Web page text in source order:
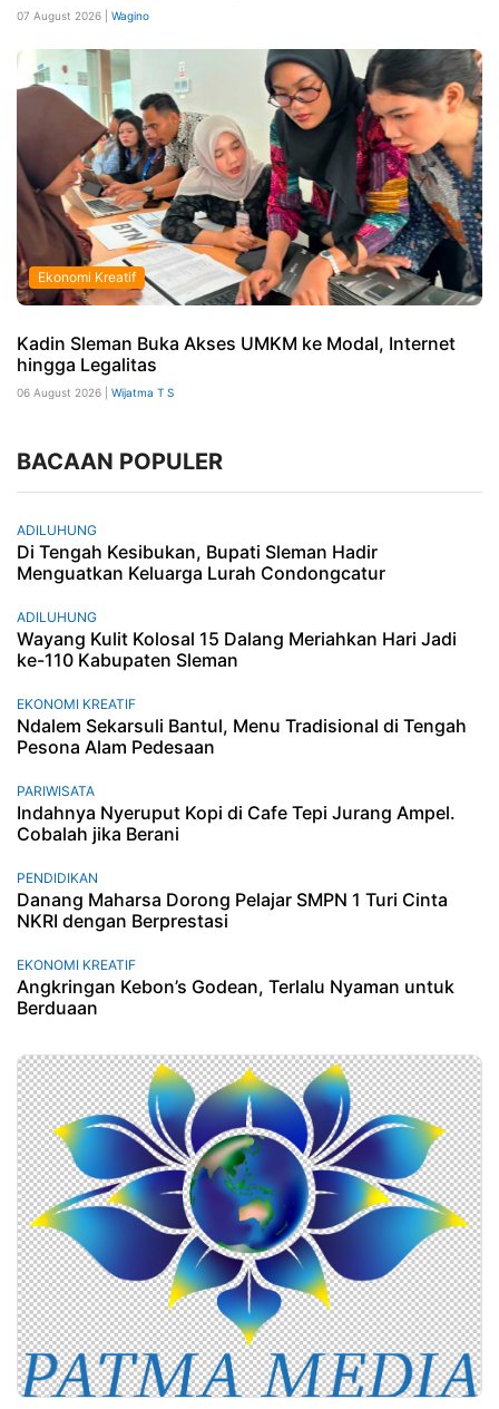
07 August 2026 | Wagino
Ekonomi Kreatif
Kadin Sleman Buka Akses UMKM ke Modal, Internet
hingga Legalitas
06 August 2026 | Wijatma T S
BACAAN POPULER
ADILUHUNG
Di Tengah Kesibukan, Bupati Sleman Hadir
Menguatkan Keluarga Lurah Condongcatur
ADILUHUNG
Wayang Kulit Kolosal 15 Dalang Meriahkan Hari Jadi
ke-110 Kabupaten Sleman
EKONOMI KREATIF
Ndalem Sekarsuli Bantul, Menu Tradisional di Tengah
Pesona Alam Pedesaan
PARIWISATA
Indahnya Nyeruput Kopi di Cafe Tepi Jurang Ampel.
Cobalah jika Berani
PENDIDIKAN
Danang Maharsa Dorong Pelajar SMPN 1 Turi Cinta
NKRI dengan Berprestasi
EKONOMI KREATIF
Angkringan Kebon’s Godean, Terlalu Nyaman untuk
Berduaan